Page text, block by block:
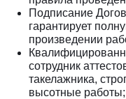
Подписание
гарантирует
произведении
сотрудник
такелажника,
высотные работы;